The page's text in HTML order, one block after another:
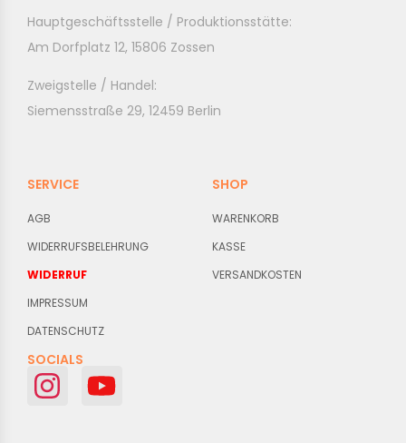
Hauptgeschäftsstelle / Produktionsstätte:
Am Dorfplatz 12, 15806 Zossen
Zweigstelle / Handel:
Siemensstraße 29, 12459 Berlin
SERVICE
AGB
WIDERRUFSBELEHRUNG
WIDERRUF
IMPRESSUM
DATENSCHUTZ
SOCIALS
SHOP
WARENKORB
KASSE
VERSANDKOSTEN